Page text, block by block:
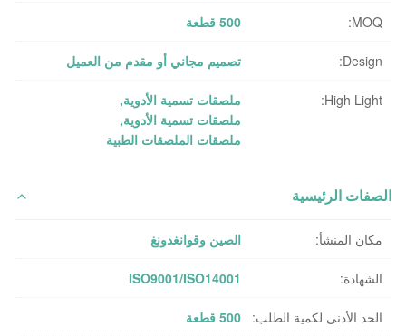
MOQ: 500 قطعة
Design: تصميم مجاني أو مقدم من العميل
High Light: ملصقات تسمية الأدوية,
ملصقات تسمية الأدوية,
ملصقات الملصقات الطبية
الصفات الرئيسية
مكان المنشأ: الصين وقوانغدونغ
الشهادة: ISO9001/ISO14001
الحد الأدنى لكمية الطلب: 500 قطعة